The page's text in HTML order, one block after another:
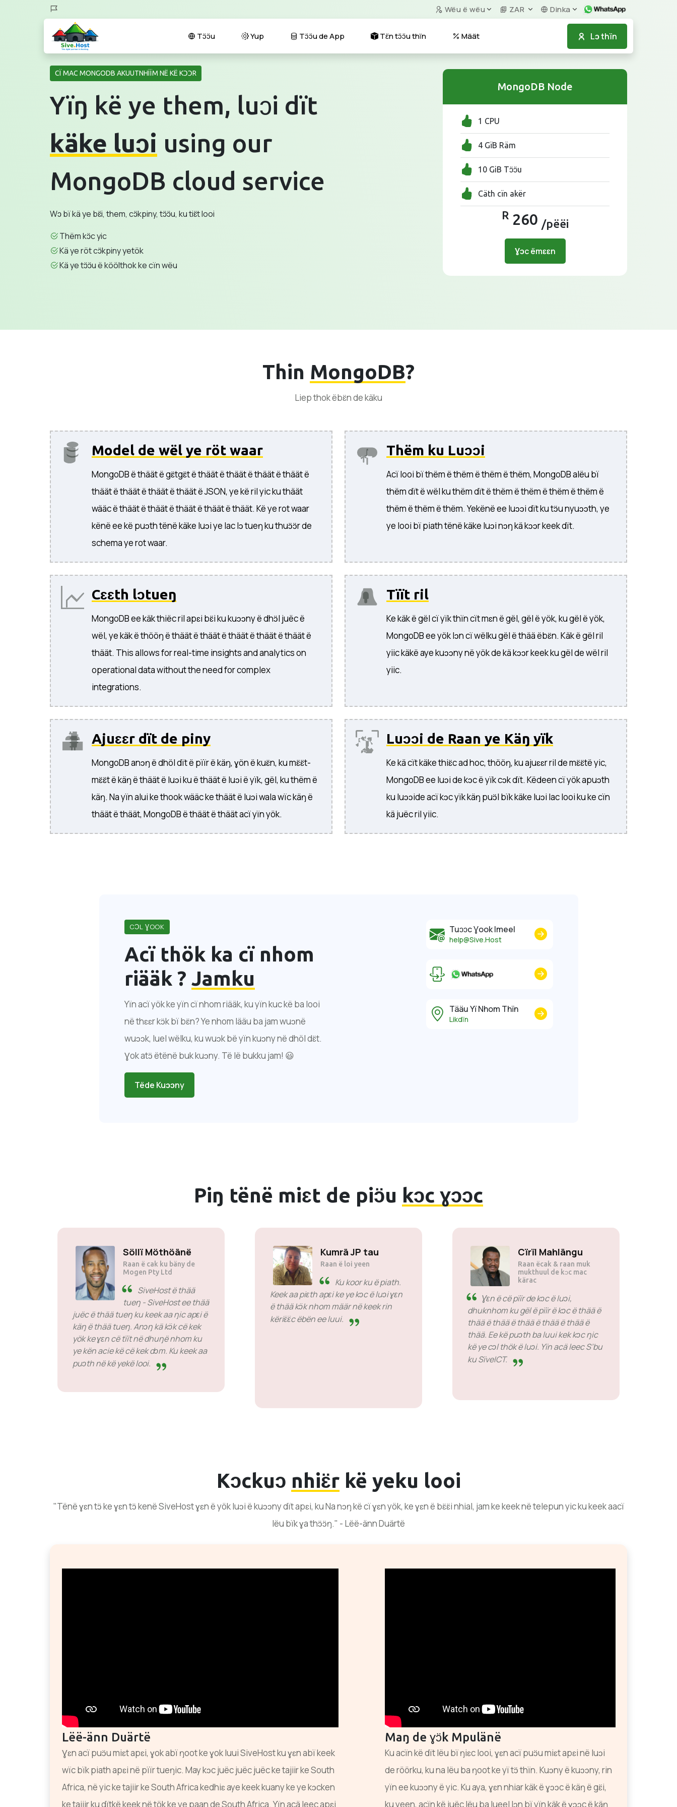
Wëu ë wëu ZAR Dinka
Lɔ thïn
Tɔ̈ɔ̈u Yup Tɔ̈ɔ̈u de App Tɛ̈n tɔ̈ɔ̈u thïn Määt
CÏ MAC MONGODB AKUUTNHÏÏM NË KË KƆƆR
Yïŋ kë ye them, luɔi dït
käke luɔi using our
MongoDB cloud service
Wɔ bï kä ye bɛ̈i, them, cɔ̈kpiny, tɔ̈ɔ̈u, ku tiɛ̈t looi
Thëm kɔ̈c yic
Kä ye röt cɔ̈kpiny yetök
Kä ye tɔ̈ɔ̈u ë köölthok ke cïn wëu
MongoDB Node
1 CPU
4 GïB Räm
10 GiB Tɔ̈ɔ̈u
Cäth cïn akër
R260 /pëëi
Ɣɔc ëmɛɛn
Thin MongoDB?
Liep thok ëbɛ̈n de käku
Model de wël ye röt waar
MongoDB ë thäät ë gɛ̈tgɛ̈t ë thäät ë thäät ë thäät ë thäät ë
thäät ë thäät ë thäät ë thäät ë JSON, ye kë ril yic ku thäät
wääc ë thäät ë thäät ë thäät ë thäät ë thäät. Kë ye rot waar
kënë ee kë puɔth tënë käke luɔi ye lac lɔ tueŋ ku thuɔ̈ɔ̈r de
schema ye rot waar.
Thëm ku Luɔɔi
Acï looi bï thëm ë thëm ë thëm ë thëm, MongoDB alëu bï
thëm dït ë wël ku thëm dït ë thëm ë thëm ë thëm ë thëm ë
thëm ë thëm ë thëm. Yekënë ee luɔɔi dït ku tɔ̈u nyuɔɔth, ye
ye looi bï piath tënë käke luɔi nɔŋ kä kɔɔr keek dït.
Cɛɛth lɔtueŋ
MongoDB ee käk thiëc ril apɛi bɛ̈i ku kuɔɔny ë dhɔ̈l juëc ë
wël, ye käk ë thööŋ ë thäät ë thäät ë thäät ë thäät ë thäät ë
thäät. This allows for real-time insights and analytics on
operational data without the need for complex
integrations.
Tïït ril
Ke käk ë gël cï yïk thïn cït mɛn ë gël, gël ë yök, ku gël ë yök,
MongoDB ee yök lɔn cï wëlku gël ë thää ëbɛ̈n. Käk ë gël ril
yiic käkë aye kuɔɔny në yök de kä kɔɔr keek ku gël de wël ril
yiic.
Ajuɛɛr dït de piny
MongoDB anɔŋ ë dhöl dït ë pïïr ë käŋ, ɣön ë kuɛ̈n, ku mɛ̈ɛ̈t-
mɛ̈ɛ̈t ë käŋ ë thäät ë luɔi ku ë thäät ë luɔi ë yïk, gël, ku thëm ë
käŋ. Na yïn alui ke thook wääc ke thäät ë luɔi wala wïc käŋ ë
thäät ë thäät, MongoDB ë thäät ë thäät acï yïn yök.
Luɔɔi de Raan ye Käŋ yïk
Ke kä cït käke thiɛ̈c ad hoc, thööŋ, ku ajuɛɛr ril de mɛ̈ɛ̈të yic,
MongoDB ee luɔi de kɔc ë yïk cɔk dït. Këdeen cï yök apuɔth
ku luɔɔide acï kɔc yïk käŋ puɔ̈l bïk käke luɔi lac looi ku ke cïn
kä juëc ril yiic.
CƆL ƔOOK
Acï thök ka cï nhom
riääk ? Jamku
Yïn acï yök ke yïn cï nhom riääk, ku yïn kuc kë ba looi
në thɛɛr kɔ̈k bï bɛ̈n? Ye nhom lääu ba jam wuɔnë
wuɔɔk, luel wëlku, ku wuɔk bë yïn kuɔny në dhöl dɛ̈t.
Ɣok atɔ̈ ëtënë buk kuɔny. Të lë bukku jam! 😃
Tëde Kuɔɔny
Tuɔɔc Ɣook Imeel
help@Sive.Host
Tääu Yï Nhom Thïn
Likdïn
Piŋ tënë miɛt de piɔ̈u kɔc ɣɔɔc
Söllï Möthöänë
Raan ë cak ku bäny de
Mogen Pty Ltd
SiveHost ë thää
tueŋ - SiveHost ee thää
juëc ë thää tueŋ ku keek aa ŋic apɛi ë
käŋ ë thää tueŋ. Anɔŋ kä kɔ̈k cë kek
yök ke ɣɛn cë tïït në dhuŋë nhom ku
ye kën acie kë cë kek dɔm. Ku keek aa
puɔth në kë yekë looi.
Kumrä JP tau
Raan ë loi yeen
Ku koor ku ë piath.
Keek aa piɛth apɛi ke ye kɔc ë luɔi ɣɛn
ë thää kɔ̈k nhom määr në keek rin
këriɛ̈ɛ̈c ëbën ee luui.
Cïrïl Mahlängu
Raan ëcak & raan muk
mukthuul de kɔc mac
kärac
Ɣɛn ë cë pïïr de kɔc ë luɔi,
dhuknhom ku gël ë pïïr ë kɔc ë thää ë
thää ë thää ë thää ë thää ë thää ë
thää. Ee kë puɔth ba luui kek kɔc ŋic
kë ye cɔl thök ë luɔi. Yïn acä leec S’bu
ku SïveICT.
Kɔckuɔ nhiɛ̈rkë yeku looi
"Tënë ɣɛn tɔ̈ ke ɣɛn tɔ̈ kenë SiveHost ɣɛn ë yök luɔi ë kuɔɔny dït apɛi, ku Na nɔŋ kë cï ɣɛn yök, ke ɣɛn ë bɛ̈ɛ̈i nhial, jam ke keek në telepun yic ku keek aacï
lëu bïk ɣa thɔ̈ɔ̈ŋ." - Lëë-änn Duärtë
Maŋ de ɣɔ̈k Mpulänë
Ku acïn kë dït lëu bï ŋiɛc looi, ɣɛn acï puɔ̈u miɛt apɛi në luɔi
de röörku, ku na lëu ba ŋoot ke yï tɔ̈ thïn. Kuɔny ë kuɔɔny, rin
yïn ee kuɔɔny ë yic. Ku aya, ɣɛn nhiar käk ë ɣɔɔc ë käŋ ë gɛ̈i,
ku yeen, acïn kë juëc lëu ba lueel lɔn bï yïn käk ë ɣɔɔc ë käŋ
Lëë-änn Duärtë
Ɣɛn acï puɔ̈u miɛt apɛi, ɣok abï ŋoot ke ɣok luui SiveHost ku ɣɛn abï keek
wïc bïk piath apɛi në pïïr tueŋic. May kɔc juëc juëc juëc ke tajiir ke South
Africa, në yic ke tajiir ke South Africa kedhiɛ aye keek kuany ke ye kɔcken
ke tajiir ku dïtkë keek në tök ke ye paan de South Africa. Yïn acä leec apɛi